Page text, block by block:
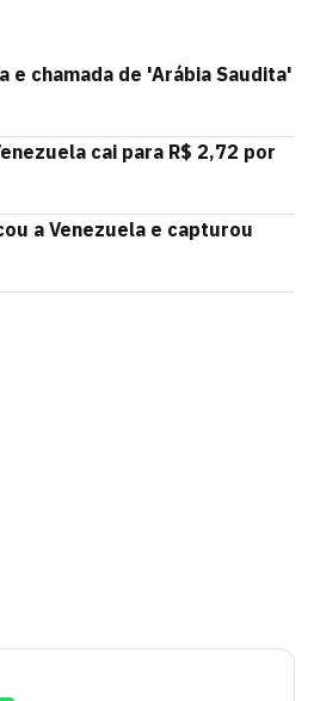
e chamada de 'Arábia Saudita'
cai para R$ 2,72 por
a Venezuela e capturou